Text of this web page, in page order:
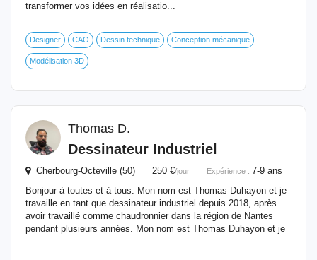
transformer vos idées en réalisatio...
Designer CAO Dessin technique Conception mécanique
Modélisation 3D
Thomas D.
Dessinateur Industriel
Cherbourg-Octeville (50) 250 €/jour Expérience : 7-9 ans
Bonjour à toutes et à tous. Mon nom est Thomas Duhayon et je
travaille en tant que dessinateur industriel depuis 2018, après
avoir travaillé comme chaudronnier dans la région de Nantes
pendant plusieurs années. Mon nom est Thomas Duhayon et je
...